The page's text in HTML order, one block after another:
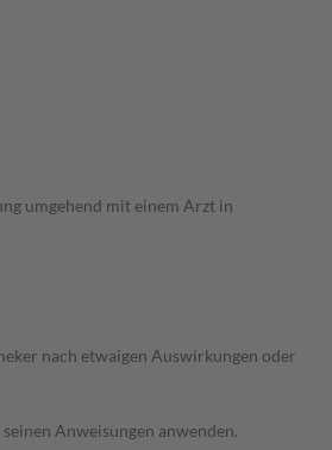
umgehend mit einem Arzt in
nach etwaigen Auswirkungen oder
Anweisungen anwenden.